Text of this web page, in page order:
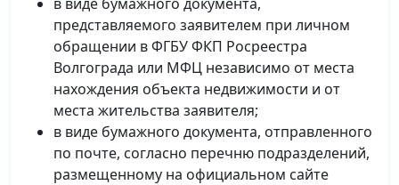
представляемого заявителем при личном
обращении в ФГБУ ФКП Росреестра
Волгограда или МФЦ независимо от места
нахождения объекта недвижимости и от
места жительства заявителя;
в виде бумажного документа, отправленного
по почте, согласно перечню подразделений,
размещенному на официальном сайте